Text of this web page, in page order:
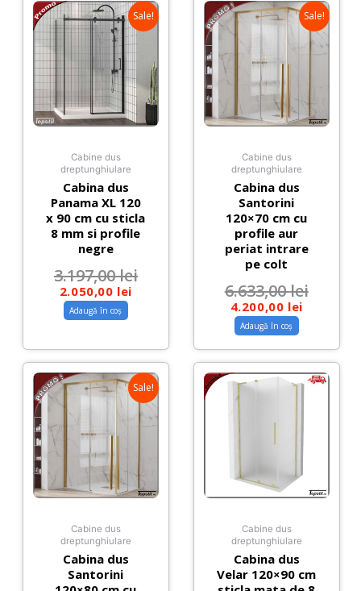
Sale!
Cabine dus
dreptunghiulare
Cabina dus
Panama XL 120
x 90 cm cu sticla
8 mm si profile
negre
3.197,00lei
2.050,00 lei
Adaugă în coș
Sale!
Cabine dus
dreptunghiulare
Cabina dus
Santorini
120×70 cm cu
profile aur
periat intrare
pe colt
6.633,00lei
4.200,00 lei
Adaugă în coș
Sale!
Cabine dus
dreptunghiulare
Cabina dus
Santorini
Cabine dus
dreptunghiulare
Cabina dus
Velar 120×90 cm